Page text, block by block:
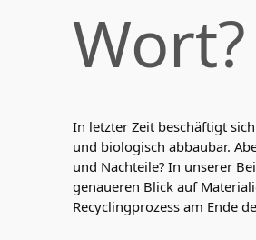
Wort?
In letzter Zeit beschäftigt
und biologisch abbaubar.
und Nachteile? In unserer
genaueren Blick auf
Recyclingprozess am Ende